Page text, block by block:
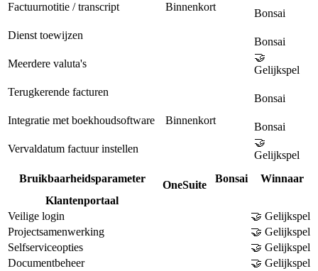
Factuurnotitie / transcript
Binnenkort
Bonsai
Dienst toewijzen
Bonsai
Meerdere valuta's
🤝
Gelijkspel
Terugkerende facturen
Bonsai
Integratie met boekhoudsoftware
Binnenkort
Bonsai
Vervaldatum factuur instellen
🤝
Gelijkspel
Bruikbaarheidsparameter
OneSuite
Bonsai
Winnaar
Klantenportaal
Veilige login
🤝 Gelijkspel
Projectsamenwerking
🤝 Gelijkspel
Selfserviceopties
🤝 Gelijkspel
Documentbeheer
🤝 Gelijkspel